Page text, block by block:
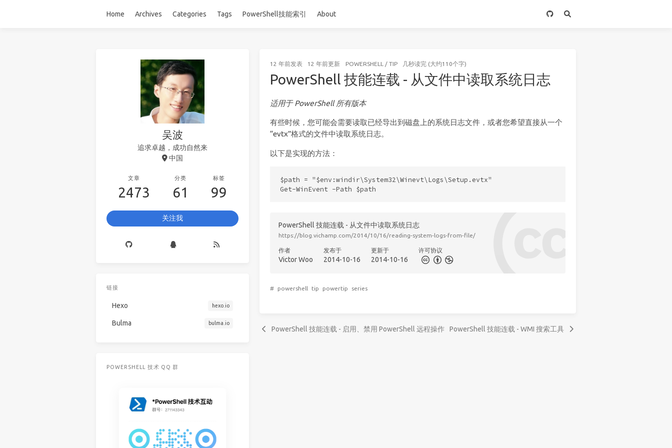
Home Archives Categories Tags PowerShell技能索引 About
12 年前发表 12 年前更新 POWERSHELL / TIP 几秒读完 (大约110个字)
PowerShell 技能连载 - 从文件中读取系统日志
适用于 PowerShell 所有版本
有些时候，您可能会需要读取已经导出到磁盘上的系统日志文件，或者您希望直接从一个
“evtx”格式的文件中读取系统日志。
以下是实现的方法：
$path = "$env:windir\System32\Winevt\Logs\Setup.evtx"
PowerShell 技能连载 - 从文件中读取系统日志
https://blog.vichamp.com/2014/10/16/reading-system-logs-from-file/
作者
Victor Woo
发布于
2014-10-16
更新于
2014-10-16
许可协议
# powershell tip powertip series
PowerShell 技能连载 - 启用、禁用 PowerShell 远程操作 PowerShell 技能连载 - WMI 搜索工具
吴波
追求卓越，成功自然来
中国
文章
2473
分类
61
标签
99
关注我
链接
Hexo hexo.io
Bulma bulma.io
POWERSHELL 技术 QQ 群